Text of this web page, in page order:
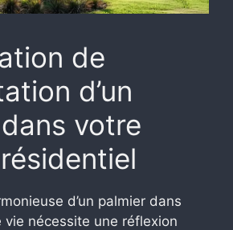
de
d’un
votre
d’un palmier dans
nécessite une réflexion